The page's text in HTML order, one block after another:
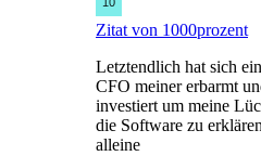
Zitat von 1000prozent
Letztendlich hat sich
CFO meiner erbarmt
investiert um meine
die Software zu
alleine